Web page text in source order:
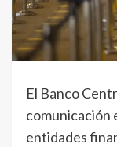
El Banco
comunicación
entidades